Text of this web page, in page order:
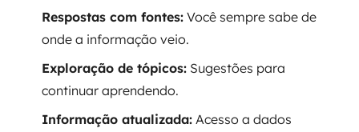
Respostas com fontes: Você sempre sabe de
onde a informação veio.
Exploração de tópicos: Sugestões para
continuar aprendendo.
Informação atualizada: Acesso a dados